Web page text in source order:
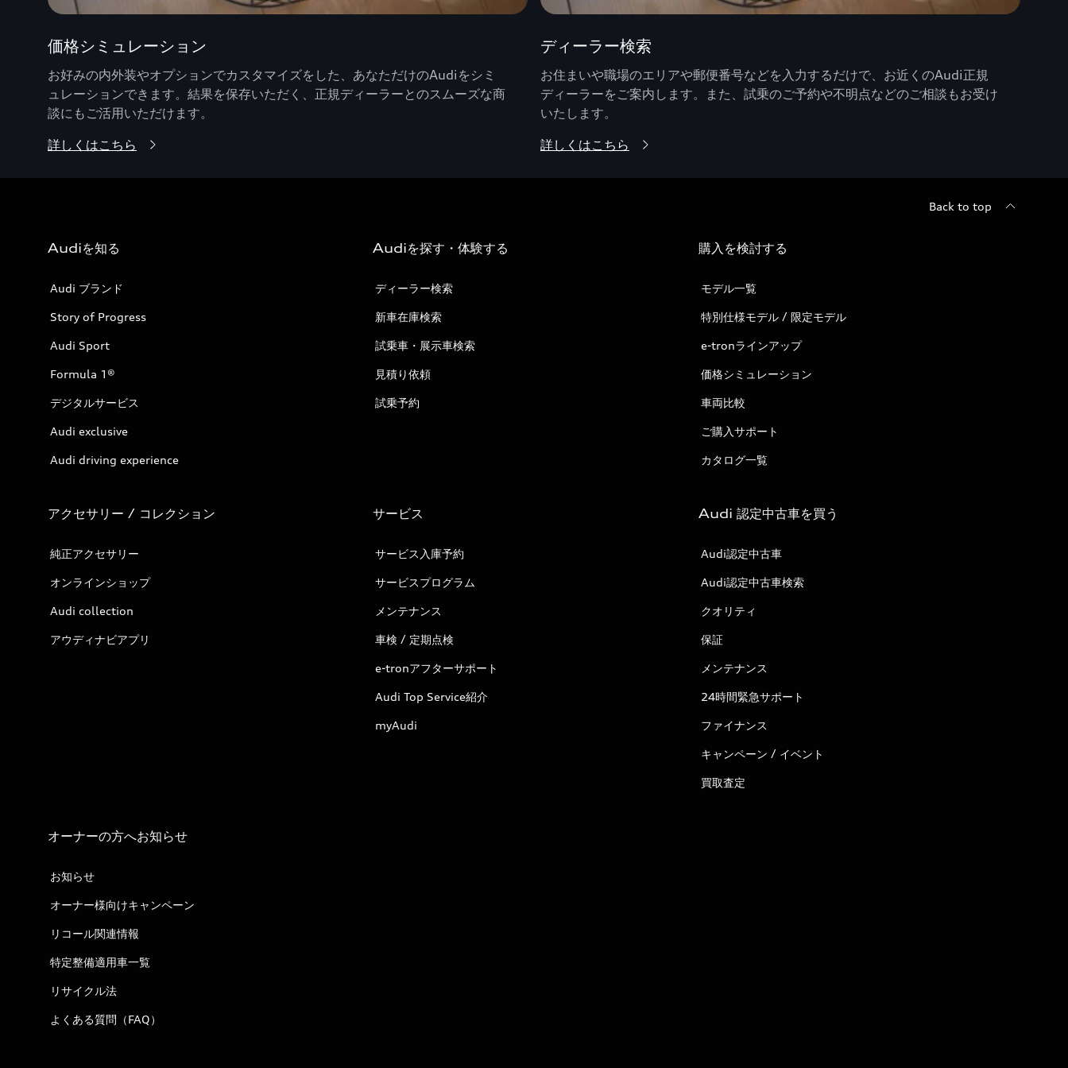
価格シミュレーション
お好みの内外装やオプションでカスタマイズをした、あなただけのAudiをシミ
ュレーションできます。結果を保存いただく、正規ディーラーとのスムーズな商
談にもご活用いただけます。
詳しくはこちら
ディーラー検索
お住まいや職場のエリアや郵便番号などを入力するだけで、お近くのAudi正規
ディーラーをご案内します。また、試乗のご予約や不明点などのご相談もお受け
いたします。
詳しくはこちら
Back to top
Audiを知る
Audi ブランド
Story of Progress
Audi Sport
Formula 1®
デジタルサービス
Audi exclusive
Audi driving experience
Audiを探す・体験する
ディーラー検索
新車在庫検索
試乗車・展示車検索
見積り依頼
試乗予約
購入を検討する
モデル一覧
特別仕様モデル / 限定モデル
e-tronラインアップ
価格シミュレーション
車両比較
ご購入サポート
カタログ一覧
アクセサリー / コレクション
純正アクセサリー
オンラインショップ
Audi collection
アウディナビアプリ
サービス
サービス入庫予約
サービスプログラム
メンテナンス
車検 / 定期点検
e-tronアフターサポート
Audi Top Service紹介
myAudi
Audi 認定中古車を買う
Audi認定中古車
Audi認定中古車検索
クオリティ
保証
メンテナンス
24時間緊急サポート
ファイナンス
キャンペーン / イベント
買取査定
オーナーの方へお知らせ
お知らせ
オーナー様向けキャンペーン
リコール関連情報
特定整備適用車一覧
リサイクル法
よくある質問（FAQ）